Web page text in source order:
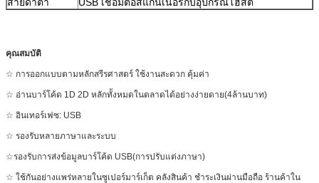
คุณสมบัติ
☆ การออกแบบตามหลักสรีรศาสตร์ ใช้งานสะดวก คุ้มค่า
☆ อ่านบาร์โค้ด 1D 2D หลักทั้งหมดในตลาดได้อย่างง่ายดาย(4ล้านบาท)
☆ อินเทอร์เฟซ: USB
☆ รองรับหลายภาษาและระบบ
☆รองรับการส่งข้อมูลบาร์โค้ด USB(การปรับแต่งภาษา)
☆ ใช้กันอย่างแพร่หลายในซูเปอร์มาร์เก็ต คลังสินค้า ชำระเงินผ่านมือถือ ร้านค้าใน